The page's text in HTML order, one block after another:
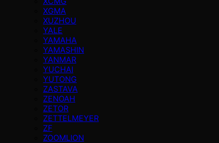
XGMA
XUZHOU
YALE
YAMAHA
YAMASHIN
YANMAR
YUCHAI
YUTONG
ZASTAVA
ZENOAH
ZETOR
ZETTELMEYER
ZF
ZOOMLION